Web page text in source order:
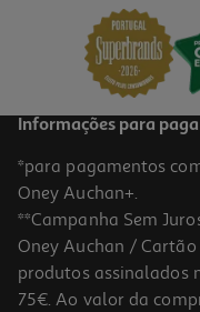
16,99 €
Informações para
*para pagamentos
Oney Auchan+.
**Campanha Sem
Oney Auchan /
produtos assinalados
75€. Ao valor da